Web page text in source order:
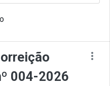
004-2026